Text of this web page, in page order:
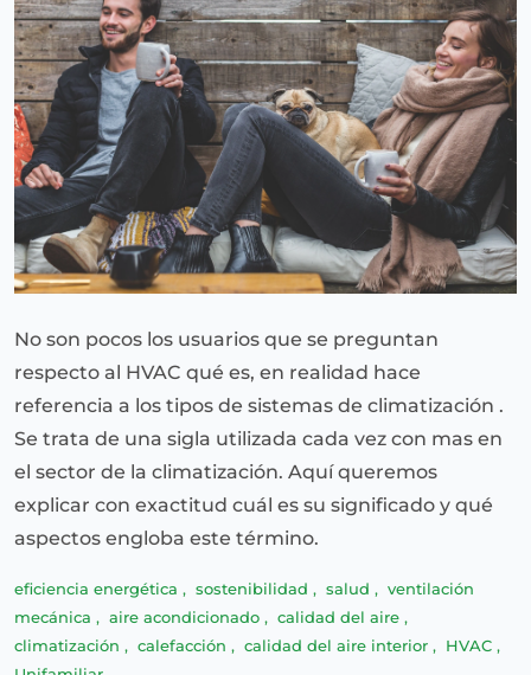
No son pocos los usuarios que se preguntan
respecto al HVAC qué es, en realidad hace
referencia a los tipos de sistemas de climatización .
Se trata de una sigla utilizada cada vez con mas en
el sector de la climatización. Aquí queremos
explicar con exactitud cuál es su significado y qué
aspectos engloba este término.
eficiencia energética , sostenibilidad , salud , ventilación
mecánica , aire acondicionado , calidad del aire ,
climatización , calefacción , calidad del aire interior , HVAC ,